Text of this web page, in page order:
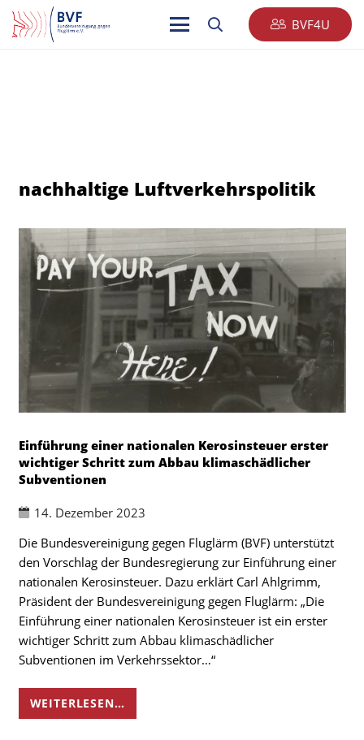
BVF4U
nachhaltige Luftverkehrspolitik
Einführung einer nationalen Kerosinsteuer erster
wichtiger Schritt zum Abbau klimaschädlicher
Subventionen
14. Dezember 2023
Die Bundesvereinigung gegen Fluglärm (BVF) unterstützt
den Vorschlag der Bundesregierung zur Einführung einer
nationalen Kerosinsteuer. Dazu erklärt Carl Ahlgrimm,
Präsident der Bundesvereinigung gegen Fluglärm: „Die
Einführung einer nationalen Kerosinsteuer ist ein erster
wichtiger Schritt zum Abbau klimaschädlicher
Subventionen im Verkehrssektor…“
WEITERLESEN…